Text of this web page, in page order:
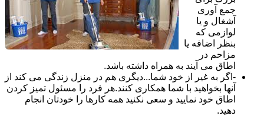
جمع آوری
آشغال و یا
لوازمی که
بنظر اضافه یا
مزاحم در
اطاق می آیند به همراه داشته باشد.
-اگر به غیر از خود شما...دیگری هم در منزل زندگی می کند از
آنها بخواهید با شما همکاری کنند.هر فرد را مسئول تمیز کردن
اطاق خود نمایید و سعی نکنید همه کارها را خودتان انجام
دهید.